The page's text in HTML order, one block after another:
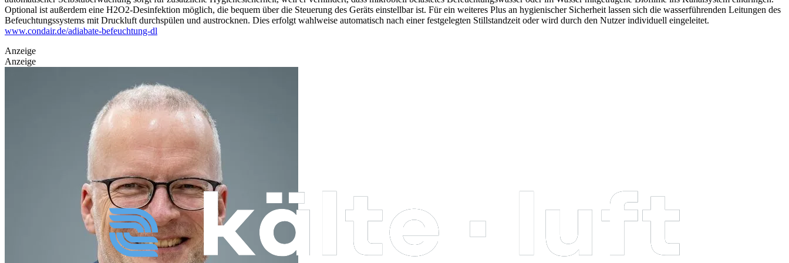
Optional ist außerdem eine H2O2-Desinfektion möglich, die bequem über die Steuerung des Geräts einstellbar ist. Für ein weiteres Plus an hygienischer Sicherheit lassen sich die wasserführenden Leitungen des
Befeuchtungssystems mit Druckluft durchspülen und austrocknen. Dies erfolgt wahlweise automatisch nach einer festgelegten Stillstandzeit oder wird durch den Nutzer individuell eingeleitet.
www.condair.de/adiabate-befeuchtung-dl
Anzeige
Anzeige